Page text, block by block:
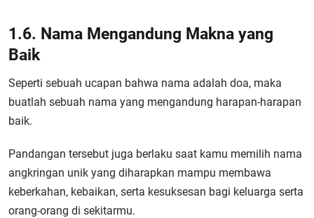
1.6. Nama Mengandung Makna yang
Baik
Seperti sebuah ucapan bahwa nama adalah doa, maka
buatlah sebuah nama yang mengandung harapan-harapan
baik.
Pandangan tersebut juga berlaku saat kamu memilih nama
angkringan unik yang diharapkan mampu membawa
keberkahan, kebaikan, serta kesuksesan bagi keluarga serta
orang-orang di sekitarmu.